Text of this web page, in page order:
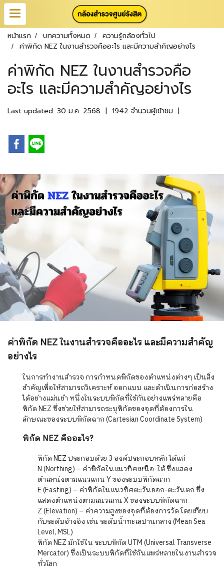
หน้าแรก บทความทั้งหมด
ความรู้กล้องทั่วไป
ค่าพิกัด NEZ ในงานสำรวจคืออะไร และมีความสำคัญอย่างไร
ค่าพิกัด NEZ ในงานสำรวจคือ
อะไร และมีความสำคัญอย่างไร
Last updated: 30 ม.ค. 2568 | 1942 จำนวนผู้เข้าชม |
ค่าพิกัด NEZ ในงานสำรวจคืออะไร และมีความสำคัญ
อย่างไร
ในการทำงานสำรวจ การกำหนดพิกัดของตำแหน่งต่างๆ เป็นสิ่ง
สำคัญเพื่อให้สามารถวิเคราะห์ ออกแบบ และดำเนินการก่อสร้าง
ได้อย่างแม่นยำ หนึ่งในระบบพิกัดที่ใช้กันอย่างแพร่หลายคือ
พิกัด NEZ ซึ่งช่วยให้สามารถระบุพิกัดของจุดที่ต้องการใน
ลักษณะของระบบพิกัดฉาก (Cartesian Coordinate System)
พิกัด NEZ คืออะไร?
พิกัด NEZ ประกอบด้วย 3 องค์ประกอบหลัก ได้แก่
N (Northing) – ค่าพิกัดในแนวทิศเหนือ-ใต้ ซึ่งแสดง
ตำแหน่งตามแนวแกน Y ของระบบพิกัดฉาก
E (Easting) – ค่าพิกัดในแนวทิศตะวันออก-ตะวันตก ซึ่ง
แสดงตำแหน่งตามแนวแกน X ของระบบพิกัดฉาก
Z (Elevation) – ค่าความสูงของจุดที่ต้องการวัด โดยเทียบ
กับระดับอ้างอิง เช่น ระดับน้ำทะเลปานกลาง (Mean Sea
Level, MSL)
พิกัด NEZ มักใช้ใน ระบบพิกัด UTM (Universal Transverse
Mercator) ซึ่งเป็นระบบพิกัดที่ใช้กันแพร่หลายในงานสำรวจ
ทั่วโลก